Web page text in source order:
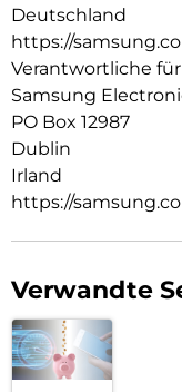
Deutschland
https://
Verantwortliche für
Samsung
PO Box 12987
Dublin
Irland
https://
Verwandte